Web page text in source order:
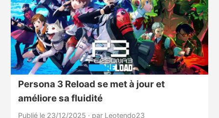
Persona 3 Reload se met à jour et
améliore sa fluidité
Publié le 23/12/2025 · par Leotendo23